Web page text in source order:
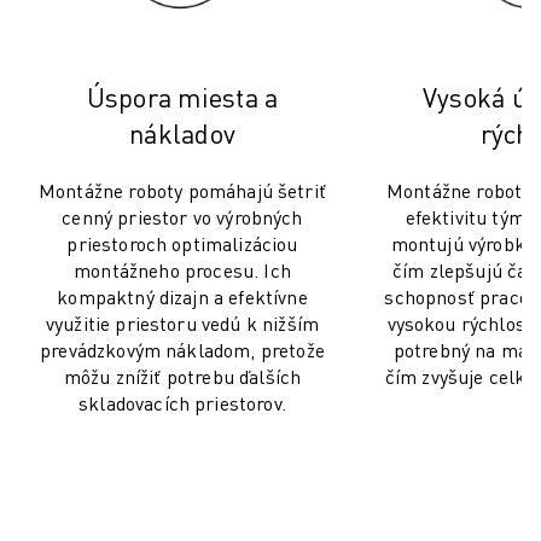
MANIPULÁCIA S MATERIÁLOM
PALETIZÁCIA
BODOVÉ ZVÁRANIE
VIZUÁLNA KONTROLA
PRÍPADOVÉ ŠTÚDIE
ZÁKAZNÍCKY SERVIS
STAROSTLIVOSŤ O ZÁKAZNÍKOV
PLÁNY SPOLOČNOSTI FANUC
MIESTO A ÚDRŽBA
VZDIALENÁ TECHNICKÁ PODPORA
NÁHRADNÉ DIELY
Úspora miesta a
nákladov
Montážne roboty pomáhajú šetriť
cenný priestor vo výrobných
priestoroch optimalizáciou
montážneho procesu. Ich
kompaktný dizajn a efektívne
využitie priestoru vedú k nižším
prevádzkovým nákladom, pretože
môžu znížiť potrebu ďalších
skladovacích priestorov.
Vysoká
Montážne roboty
efektivitu tým,
montujú výrobky
čím zlepšujú čas
schopnosť
vysokou
potrebný na
čím zvyšuje